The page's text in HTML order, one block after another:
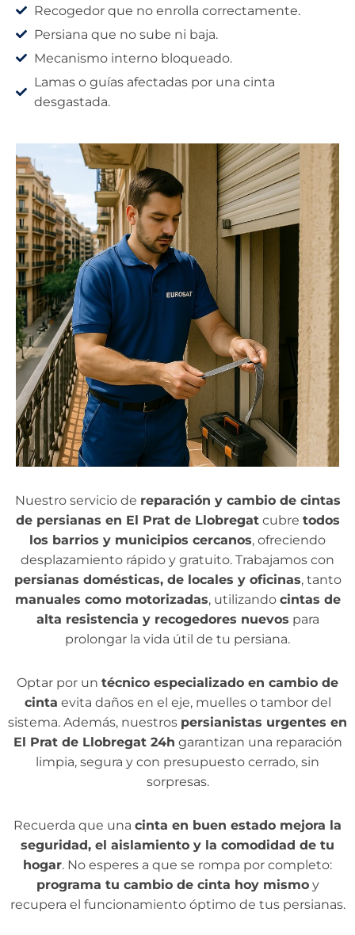
Recogedor que no enrolla correctamente.
Persiana que no sube ni baja.
Mecanismo interno bloqueado.
Lamas o guías afectadas por una cinta
desgastada.
Nuestro servicio de reparación y cambio de cintas
de persianas en El Prat de Llobregatcubre todos
los barrios y municipios cercanos, ofreciendo
desplazamiento rápido y gratuito. Trabajamos con
persianas domésticas, de locales y oficinas, tanto
manuales como motorizadas, utilizando cintas de
alta resistencia y recogedores nuevos para
prolongar la vida útil de tu persiana.
Optar por un técnico especializado en cambio de
cinta evita daños en el eje, muelles o tambor del
sistema. Además, nuestros persianistas urgentes en
El Prat de Llobregat 24h garantizan una reparación
limpia, segura y con presupuesto cerrado, sin
sorpresas.
Recuerda que una cinta en buen estado mejora la
seguridad, el aislamiento y la comodidad de tu
hogar. No esperes a que se rompa por completo:
programa tu cambio de cinta hoy mismoy
recupera el funcionamiento óptimo de tus persianas.